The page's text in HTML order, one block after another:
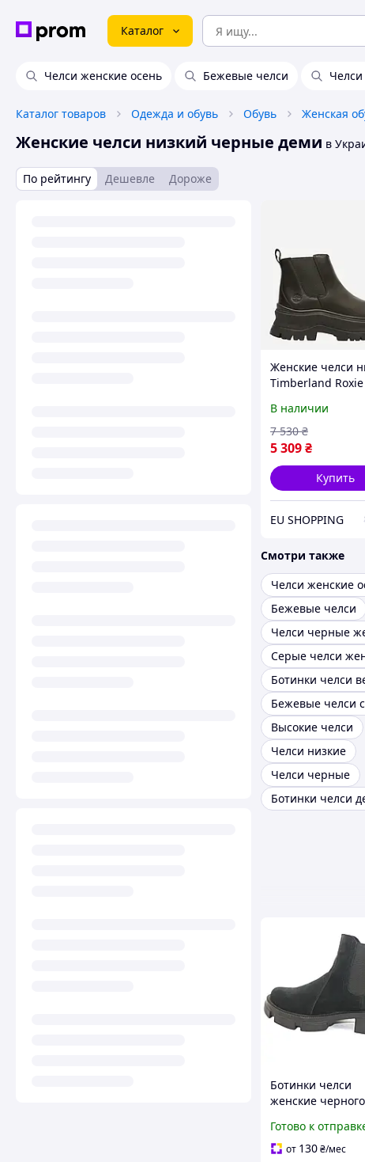
Каталог
Челси женские осень Бежевые челси
Каталог товаров Одежда и обувь Обувь Женская
Женские челси низкий черные деми в
По рейтингу Дешевле Дороже
Женские челси
Timberland
(10US) 27 см
(197065862046)
В наличии
5 309₴
7 530 ₴
Купить
EU SHOPPING
Смотри также
Челси женские
Бежевые челси
Челси черные
Серые челси
Ботинки челси
Высокие челси
Челси низкие
Челси черные
Ботинки челси
женские
низкие
размер 37
Готово к
от 130₴/мес